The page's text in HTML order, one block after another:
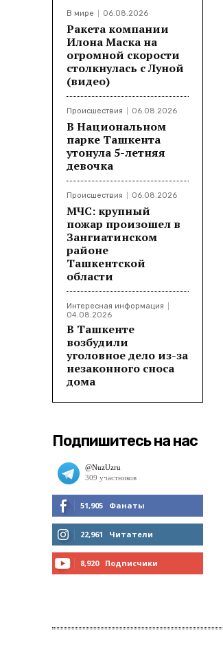
В мире 06.08.2026
Ракета компании
Илона Маска на
огромной скорости
столкнулась с Луной
(видео)
Происшествия 06.08.2026
В Национальном
парке Ташкента
утонула 5-летняя
девочка
Происшествия 06.08.2026
МЧС: крупный
пожар произошел в
Зангиатинском
районе
Ташкентской
области
Интересная информация
04.08.2026
В Ташкенте
возбудили
уголовное дело из-за
незаконного сноса
дома
Подпишитесь на нас
51,905 Фанаты
МНЕ НРАВИТСЯ
22,961 Читатели
8,920 Подписчики